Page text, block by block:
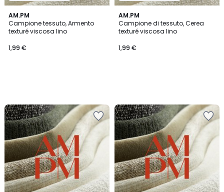
AM.PM
Campione tessuto, Armento
texturé viscosa lino
1,99 €
AM.PM
Campione di tessuto, Cerea
texturé viscosa lino
1,99 €